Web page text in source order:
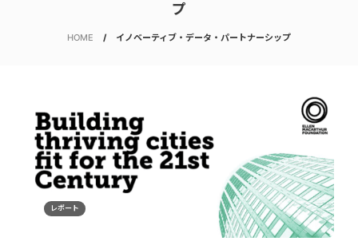
プ
HOME イノベーティブ・データ・パートナーシップ
レポート